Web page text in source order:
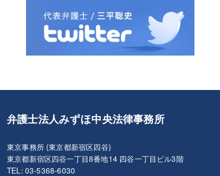
弁護士法人みずほ中央法律事務所
東京事務所 (東京都新宿区四谷)
東京都新宿区四谷一丁目8番地14 四谷一丁目ビル3階
TEL: 03-5368-6030